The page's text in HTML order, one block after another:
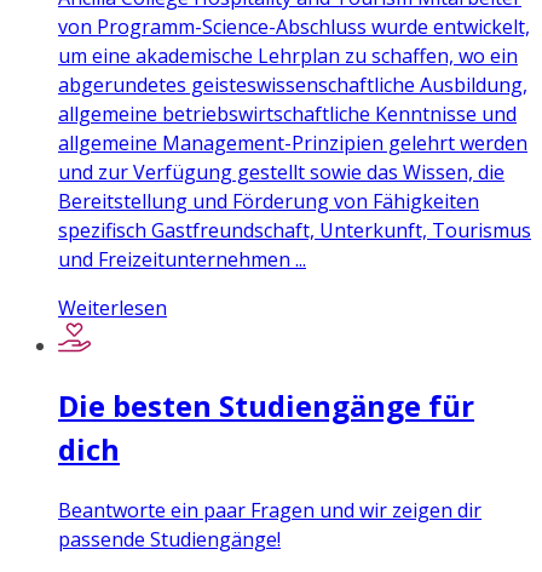
von Programm-Science-Abschluss wurde entwickelt,
um eine akademische Lehrplan zu schaffen, wo ein
abgerundetes geisteswissenschaftliche Ausbildung,
allgemeine betriebswirtschaftliche Kenntnisse und
allgemeine Management-Prinzipien gelehrt werden
und zur Verfügung gestellt sowie das Wissen, die
Bereitstellung und Förderung von Fähigkeiten
spezifisch Gastfreundschaft, Unterkunft, Tourismus
und Freizeitunternehmen ...
Weiterlesen
Die besten Studiengänge für
dich
Beantworte ein paar Fragen und wir zeigen dir
passende Studiengänge!